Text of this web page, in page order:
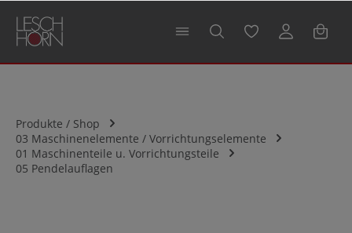
springen
Produkte / Shop
03 Maschinenelemente / Vorrichtungselemente
01 Maschinenteile u. Vorrichtungsteile
05 Pendelauflagen